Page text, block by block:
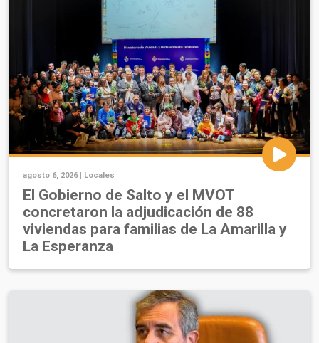
agosto 6, 2026 | Locales
El Gobierno de Salto y el MVOT
concretaron la adjudicación de 88
viviendas para familias de La Amarilla y
La Esperanza